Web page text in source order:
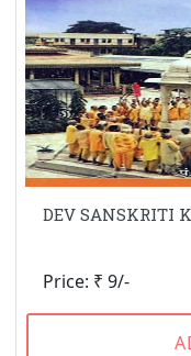
DEV SANSKRITI
Price: ₹ 9/-